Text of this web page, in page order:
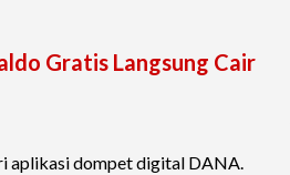
Gratis Langsung Cair
aplikasi dompet digital DANA.